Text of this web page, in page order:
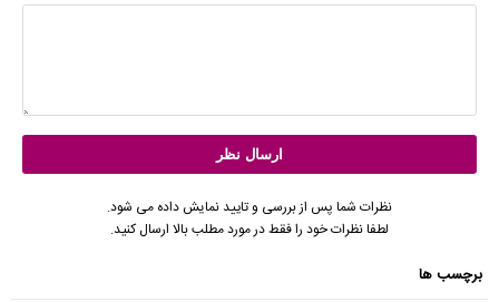
نظرات شما پس از بررسی و تایید نمایش داده می شود.
لطفا نظرات خود را فقط در مورد مطلب بالا ارسال کنید.
برچسب ها